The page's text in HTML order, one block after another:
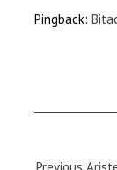
Pingback:
Previous